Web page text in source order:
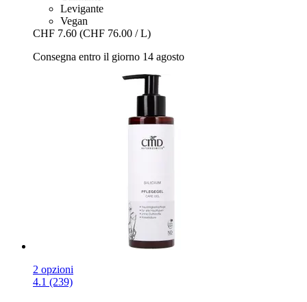
Levigante
Vegan
CHF 7.60 (CHF 76.00 / L)
Consegna entro il giorno 14 agosto
2 opzioni
4.1 (239)